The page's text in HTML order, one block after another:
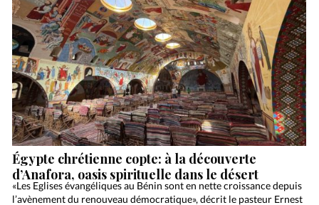
Égypte chrétienne copte: à la découverte
d’Anafora, oasis spirituelle dans le désert
«Les Eglises évangéliques au Bénin sont en nette croissance depuis
l’avènement du renouveau démocratique», décrit le pasteur Ernest